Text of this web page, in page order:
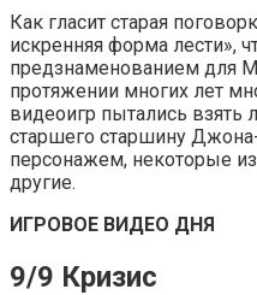
Как гласит старая
искренняя форма лести»,
предзнаменованием для
протяжении многих лет
видеоигр пытались взять
старшего старшину
персонажем, некоторые
другие.
ИГРОВОЕ ВИДЕО ДНЯ
9/9 Кризис